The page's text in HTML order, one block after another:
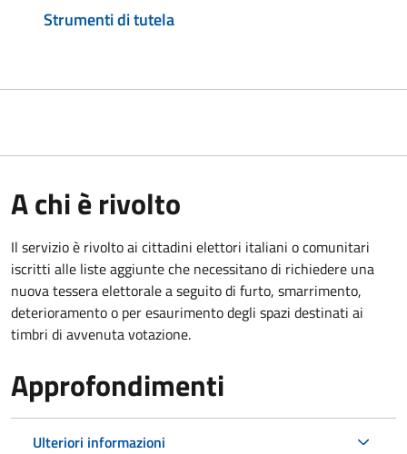
Strumenti di tutela
A chi è rivolto
Il servizio è rivolto ai cittadini elettori italiani o comunitari
iscritti alle liste aggiunte che necessitano di richiedere una
nuova tessera elettorale a seguito di furto, smarrimento,
deterioramento o per esaurimento degli spazi destinati ai
timbri di avvenuta votazione.
Approfondimenti
Ulteriori informazioni